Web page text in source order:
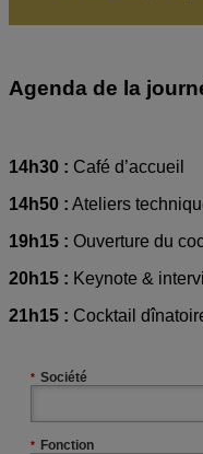
Agenda de la
14h30 : Café d’accueil
14h50 : Ateliers
19h15 : Ouverture du
20h15 : Keynote &
21h15 : Cocktail
* Société
* Fonction